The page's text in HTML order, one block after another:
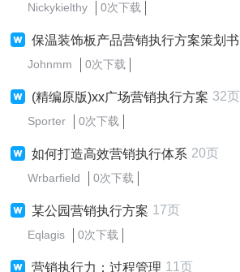
Nickykielthy 0次下载
保温装饰板产品营销执行方案策划书
Johnmm 0次下载
(精编原版)xx广场营销执行方案 32页
Sporter 0次下载
如何打造高效营销执行体系 20页
Wrbarfield 0次下载
某公园营销执行方案 17页
Eqlagis 0次下载
营销执行力：过程管理 11页